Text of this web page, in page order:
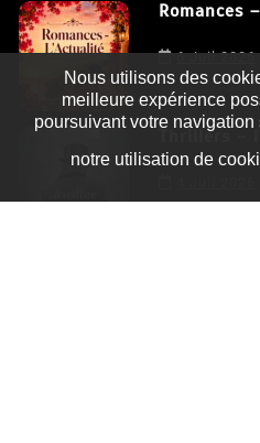
Romances
6 Juil 2026
Thrillers –
Nous utilisons des
meilleure expérience
poursuivant votre
notre utilisation de